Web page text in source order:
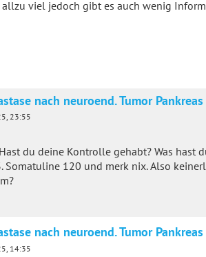
viel jedoch gibt es auch wenig
nach neuroend. Tumor Pankreas
23:55
du deine Kontrolle gehabt? Was hast
Somatuline 120 und merk nix. Also
nach neuroend. Tumor Pankreas
14:35